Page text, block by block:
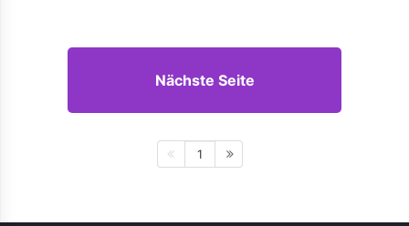
Nächste Seite
1